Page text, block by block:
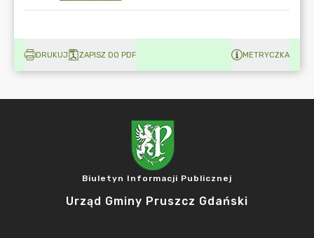
DRUKUJ ZAPISZ DO PDF METRYCZKA
Biuletyn Informacji Publicznej
Urząd Gminy Pruszcz Gdański